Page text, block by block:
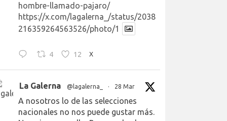
hombre-llamado-pajaro/
https://x.com/lagalerna_/status/2038
216359264563526/photo/1
4 12 X
La Galerna @lagalerna_ · 28 Mar
A nosotros lo de las selecciones
nacionales no nos puede gustar más.